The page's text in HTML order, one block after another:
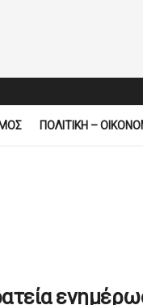
ΠΟΛΙΤΙΚΗ –